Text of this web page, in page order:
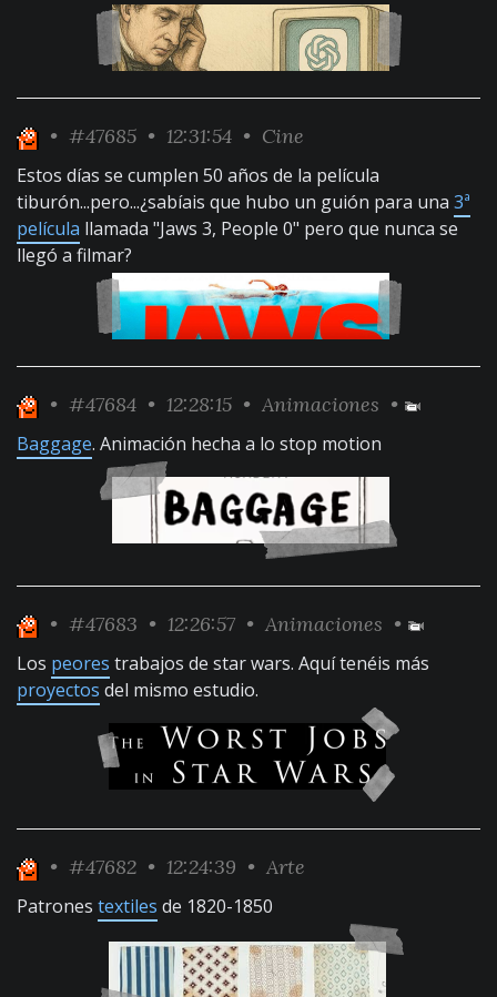
• #47685 • 12:31:54 • Cine
Estos días se cumplen 50 años de la película
tiburón...pero...¿sabíais que hubo un guión para una 3ª
película llamada "Jaws 3, People 0" pero que nunca se
llegó a filmar?
• #47684 • 12:28:15 • Animaciones •
Baggage. Animación hecha a lo stop motion
• #47683 • 12:26:57 • Animaciones •
Los peores trabajos de star wars. Aquí tenéis más
proyectos del mismo estudio.
• #47682 • 12:24:39 • Arte
Patrones textiles de 1820-1850